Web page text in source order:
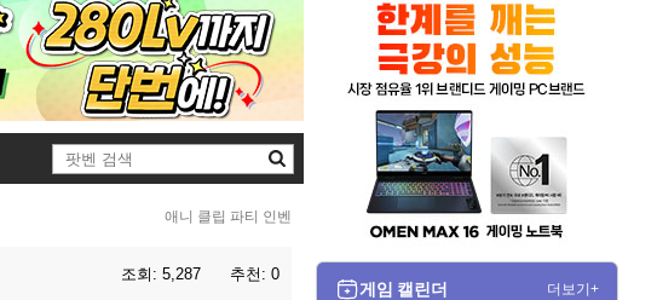
검
애니 클립 파티 인벤
조회: 5,287 추천: 0
게임 캘린더 더보기+